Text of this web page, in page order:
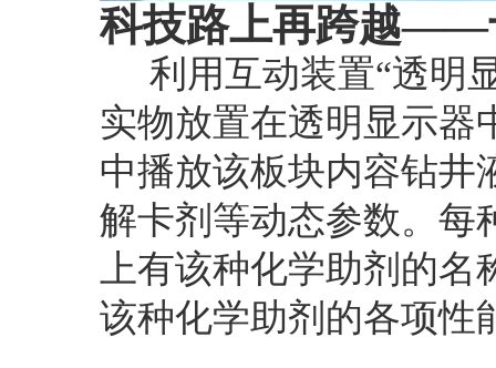
科技路上再跨越——
利用互动装置“透明
实物放置在透明显示器
中播放该板块内容钻井
解卡剂等动态参数。每
上有该种化学助剂的
该种化学助剂的各项性